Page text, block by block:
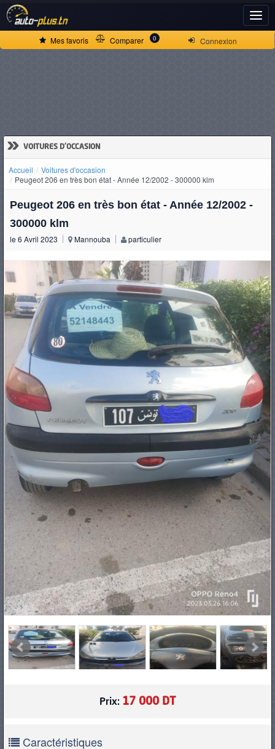
Connexion
Mes favoris Comparer 0
» VOITURES D'OCCASION
Accueil
Voitures d'occasion
Peugeot 206 en très bon état - Année 12/2002 - 300000 klm
Peugeot 206 en très bon état - Année 12/2002 -
300000 klm
le 6 Avril 2023 Mannouba particulier
Prix: 17 000 DT
Caractéristiques
ACCUEIL
VOITURES
D'OCCASION
PNEUS